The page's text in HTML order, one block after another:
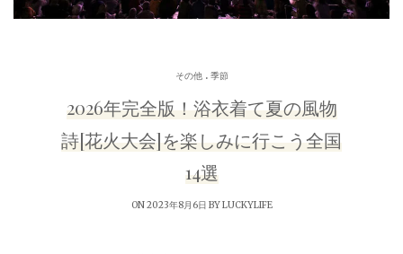
その他. 季節
2026年完全版！浴衣着て夏の風物
詩[花火大会]を楽しみに行こう全国
14選
ON 2023年8月6日 BYLUCKYLIFE